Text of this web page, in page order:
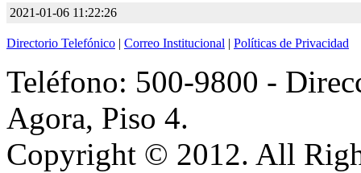
2021-01-06 11:22:26
Directorio Telefónico | Correo Institucional | Políticas de Privacidad
Teléfono: 500-9800 -
Agora, Piso 4.
Copyright © 2012. All